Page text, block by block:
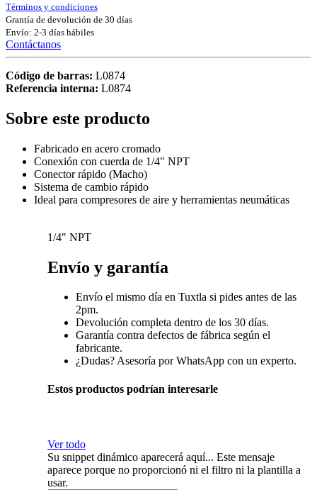
Términos y condiciones
Grantía de devolución de 30 días
Envío: 2-3 días hábiles
Contáctanos
Código de barras: L0874
Referencia interna: L0874
Sobre este producto
Fabricado en acero cromado
Conexión con cuerda de 1/4" NPT
Conector rápido (Macho)
Sistema de cambio rápido
Ideal para compresores de aire y herramientas neumáticas
1/4" NPT
Envío y garantía
Envío el mismo día en Tuxtla si pides antes de las
2pm.
Devolución completa dentro de los 30 días.
Garantía contra defectos de fábrica según el
fabricante.
¿Dudas? Asesoría por WhatsApp con un experto.
Estos productos podrían interesarle
Ver todo
Su snippet dinámico aparecerá aquí... Este mensaje
aparece porque no proporcionó ni el filtro ni la plantilla a
usar.